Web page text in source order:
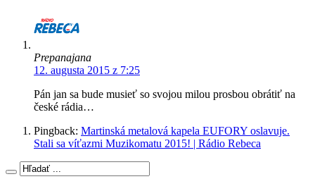
Prepanajana
12. augusta 2015 z 7:25
Pán jan sa bude musieť so svojou milou prosbou obrátiť na
české rádia…
Pingback: Martinská metalová kapela EUFORY oslavuje.
Stali sa víťazmi Muzikomatu 2015! | Rádio Rebeca